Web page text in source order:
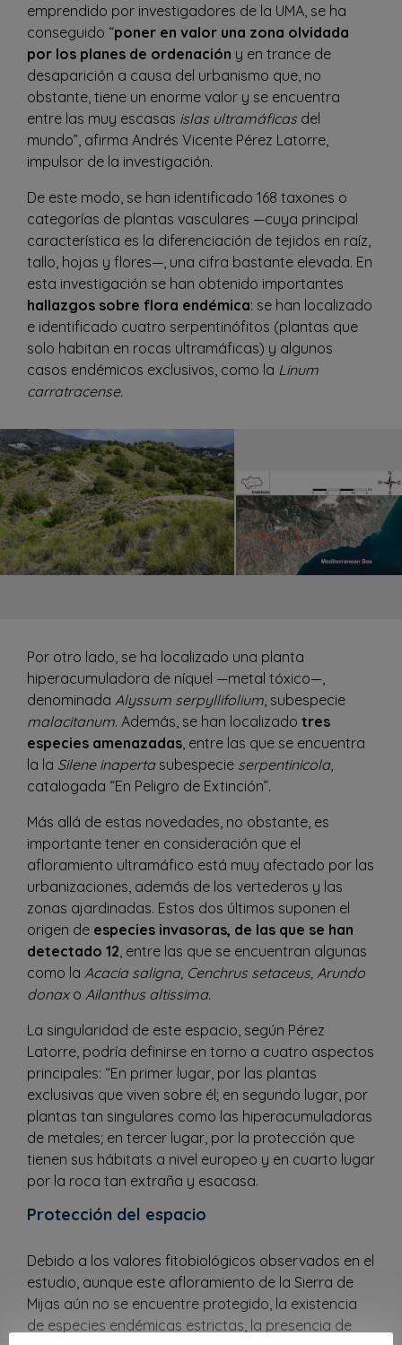
emprendido por investigadores de la UMA, se ha
conseguido “poner en valor una zona olvidada
por los planes de ordenación y en trance de
desaparición a causa del urbanismo que, no
obstante, tiene un enorme valor y se encuentra
entre las muy escasas islas ultramáficas del
mundo”, afirma Andrés Vicente Pérez Latorre,
impulsor de la investigación.
De este modo, se han identificado 168 taxones o
categorías de plantas vasculares —cuya principal
característica es la diferenciación de tejidos en raíz,
tallo, hojas y flores—, una cifra bastante elevada. En
esta investigación se han obtenido importantes
hallazgos sobre flora endémica: se han localizado
e identificado cuatro serpentinófitos (plantas que
solo habitan en rocas ultramáficas) y algunos
casos endémicos exclusivos, como la Linum
carratracense.
Por otro lado, se ha localizado una planta
hiperacumuladora de níquel —metal tóxico—,
denominada Alyssum serpyllifolium, subespecie
malacitanum. Además, se han localizado tres
especies amenazadas, entre las que se encuentra
la la Silene inapertasubespecie serpentinicola,
catalogada “En Peligro de Extinción”.
Más allá de estas novedades, no obstante, es
importante tener en consideración que el
afloramiento ultramáfico está muy afectado por las
urbanizaciones, además de los vertederos y las
zonas ajardinadas. Estos dos últimos suponen el
origen de especies invasoras, de las que se han
detectado 12, entre las que se encuentran algunas
como la Acacia saligna, Cenchrus setaceus, Arundo
donax o Ailanthus altissima.
La singularidad de este espacio, según Pérez
Latorre, podría definirse en torno a cuatro aspectos
principales: “En primer lugar, por las plantas
exclusivas que viven sobre él; en segundo lugar, por
plantas tan singulares como las hiperacumuladoras
de metales; en tercer lugar, por la protección que
tienen sus hábitats a nivel europeo y en cuarto lugar
por la roca tan extraña y esacasa.
Protección del espacio
Debido a los valores fitobiológicos observados en el
estudio, aunque este afloramiento de la Sierra de
Mijas aún no se encuentre protegido, la existencia
de especies endémicas estrictas, la presencia de